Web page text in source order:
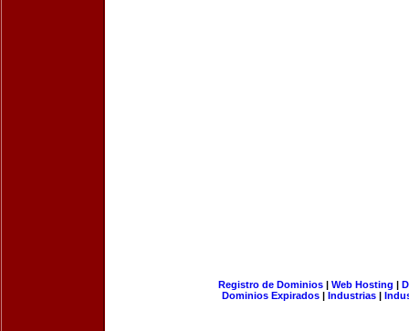
Registro de Dominios| Web Hosting |
Dominios Expirados | Industrias |